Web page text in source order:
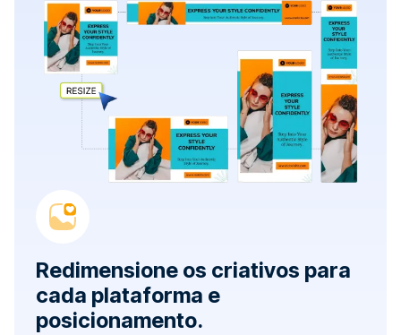
Redimensione os criativos para
cada plataforma e
posicionamento.